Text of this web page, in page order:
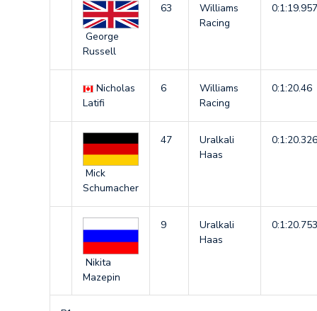
George
Russell
63
Williams
Racing
0:1:19.957
Nicholas
Latifi
6
Williams
Racing
0:1:20.46
Mick
Schumacher
47
Uralkali
Haas
0:1:20.326
Nikita
Mazepin
9
Uralkali
Haas
0:1:20.753